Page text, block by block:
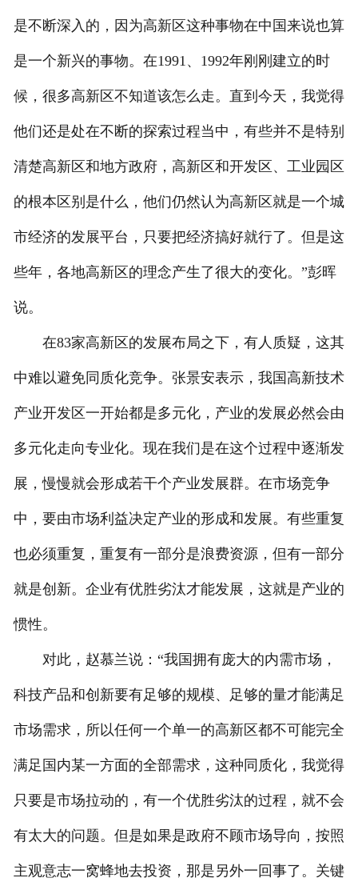
是不断深入的，因为高新区这种事物在中国来说也算
是一个新兴的事物。在1991、1992年刚刚建立的时
候，很多高新区不知道该怎么走。直到今天，我觉得
他们还是处在不断的探索过程当中，有些并不是特别
清楚高新区和地方政府，高新区和开发区、工业园区
的根本区别是什么，他们仍然认为高新区就是一个城
市经济的发展平台，只要把经济搞好就行了。但是这
些年，各地高新区的理念产生了很大的变化。”彭晖
说。
在83家高新区的发展布局之下，有人质疑，这其
中难以避免同质化竞争。张景安表示，我国高新技术
产业开发区一开始都是多元化，产业的发展必然会由
多元化走向专业化。现在我们是在这个过程中逐渐发
展，慢慢就会形成若干个产业发展群。在市场竞争
中，要由市场利益决定产业的形成和发展。有些重复
也必须重复，重复有一部分是浪费资源，但有一部分
就是创新。企业有优胜劣汰才能发展，这就是产业的
惯性。
对此，赵慕兰说：“我国拥有庞大的内需市场，
科技产品和创新要有足够的规模、足够的量才能满足
市场需求，所以任何一个单一的高新区都不可能完全
满足国内某一方面的全部需求，这种同质化，我觉得
只要是市场拉动的，有一个优胜劣汰的过程，就不会
有太大的问题。但是如果是政府不顾市场导向，按照
主观意志一窝蜂地去投资，那是另外一回事了。关键